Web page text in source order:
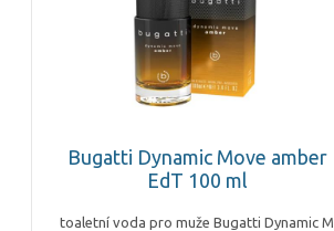
Bugatti Dynamic Move amber
EdT 100 ml
toaletní voda pro muže Bugatti Dynamic M